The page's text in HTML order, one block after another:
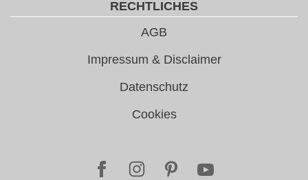
RECHTLICHES
AGB
Impressum & Disclaimer
Datenschutz
Cookies